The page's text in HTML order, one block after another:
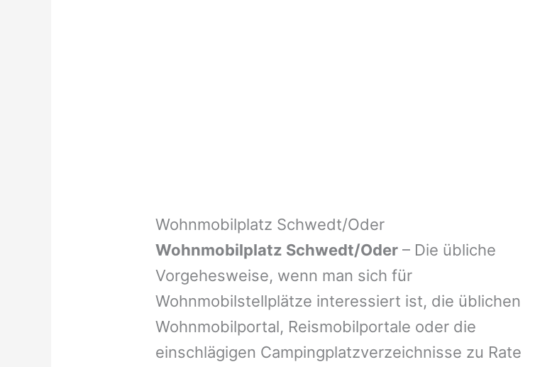
Wohnmobilplatz Schwedt/Oder
Wohnmobilplatz Schwedt/Oder– Die übliche
Vorgehesweise, wenn man sich für
Wohnmobilstellplätze interessiert ist, die üblichen
Wohnmobilportal, Reismobilportale oder die
einschlägigen Campingplatzverzeichnisse zu Rate